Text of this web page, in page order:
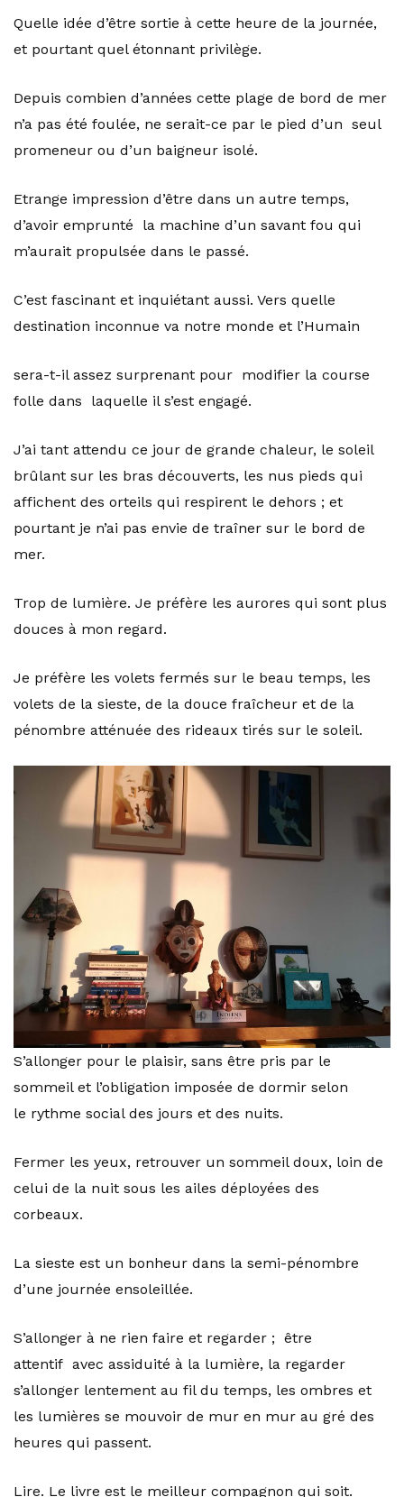
Quelle idée d’être sortie à cette heure de la journée,
et pourtant quel étonnant privilège.
Depuis combien d’années cette plage de bord de mer
n’a pas été foulée, ne serait-ce par le pied d’un seul
promeneur ou d’un baigneur isolé.
Etrange impression d’être dans un autre temps,
d’avoir emprunté la machine d’un savant fou qui
m’aurait propulsée dans le passé.
C’est fascinant et inquiétant aussi. Vers quelle
destination inconnue va notre monde et l’Humain
sera-t-il assez surprenant pour modifier la course
folle dans laquelle il s’est engagé.
J’ai tant attendu ce jour de grande chaleur, le soleil
brûlant sur les bras découverts, les nus pieds qui
affichent des orteils qui respirent le dehors ; et
pourtant je n’ai pas envie de traîner sur le bord de
mer.
Trop de lumière. Je préfère les aurores qui sont plus
douces à mon regard.
Je préfère les volets fermés sur le beau temps, les
volets de la sieste, de la douce fraîcheur et de la
pénombre atténuée des rideaux tirés sur le soleil.
S’allonger pour le plaisir, sans être pris par le
sommeil et l’obligation imposée de dormir selon
le rythme social des jours et des nuits.
Fermer les yeux, retrouver un sommeil doux, loin de
celui de la nuit sous les ailes déployées des
corbeaux.
La sieste est un bonheur dans la semi-pénombre
d’une journée ensoleillée.
S’allonger à ne rien faire et regarder ; être
attentif avec assiduité à la lumière, la regarder
s’allonger lentement au fil du temps, les ombres et
les lumières se mouvoir de mur en mur au gré des
heures qui passent.
Lire. Le livre est le meilleur compagnon qui soit.